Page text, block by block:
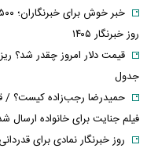
روز خبرنگار ۱۴۰۵
جدول
حمیدرضا رجب‌زاده کیست؟ /
فیلم جنایت برای خانواده ارسال
روز خبرنگار نمادی برای